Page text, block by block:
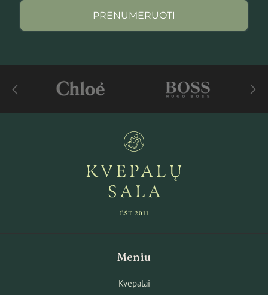
PRENUMERUOTI
Meniu
Kvepalai